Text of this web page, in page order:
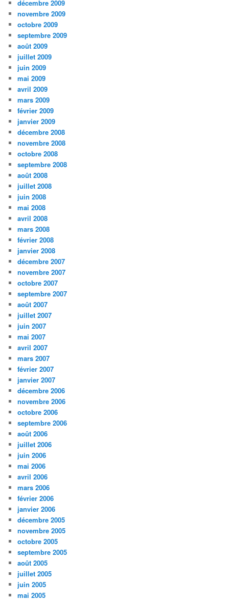
décembre 2009
novembre 2009
octobre 2009
septembre 2009
août 2009
juillet 2009
juin 2009
mai 2009
avril 2009
mars 2009
février 2009
janvier 2009
décembre 2008
novembre 2008
octobre 2008
septembre 2008
août 2008
juillet 2008
juin 2008
mai 2008
avril 2008
mars 2008
février 2008
janvier 2008
décembre 2007
novembre 2007
octobre 2007
septembre 2007
août 2007
juillet 2007
juin 2007
mai 2007
avril 2007
mars 2007
février 2007
janvier 2007
décembre 2006
novembre 2006
octobre 2006
septembre 2006
août 2006
juillet 2006
juin 2006
mai 2006
avril 2006
mars 2006
février 2006
janvier 2006
décembre 2005
novembre 2005
octobre 2005
septembre 2005
août 2005
juillet 2005
juin 2005
mai 2005